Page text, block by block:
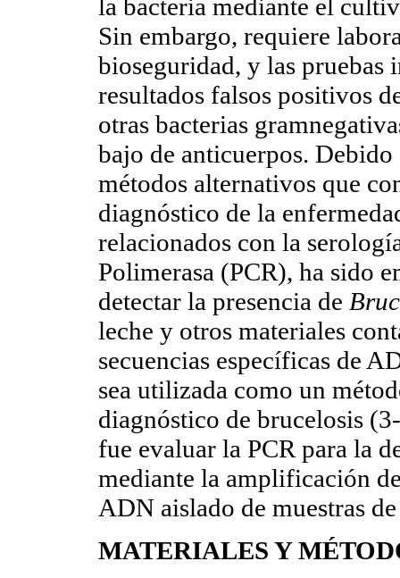
la bacteria mediante el
Sin embargo, requiere
bioseguridad, y las pruebas
resultados falsos positivos
otras bacterias
bajo de anticuerpos. Debido
métodos alternativos que
diagnóstico de la
relacionados con la
Polimerasa (PCR), ha sido
detectar la presencia de
leche y otros materiales
secuencias específicas de
sea utilizada como un
diagnóstico de brucelosis
fue evaluar la PCR para la
mediante la amplificación
ADN aislado de muestras
MATERIALES Y